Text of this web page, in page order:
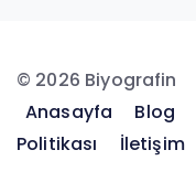
© 2026 Biyografin
Anasayfa
Blog
Politikası
İletişim